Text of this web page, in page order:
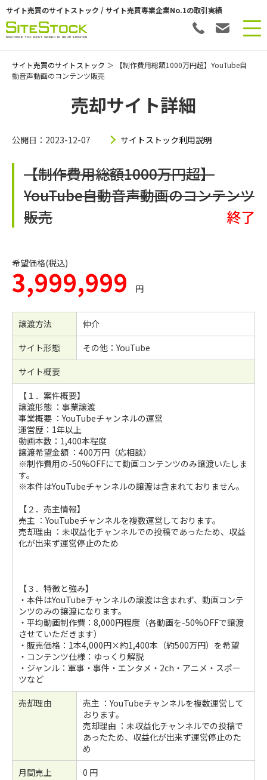
サイト売買のサイトストック / サイト売買専業企業No.1の取引実績
サイト売買のサイトストック ＞ 【制作費用総額1000万円超】YouTube自
動音声動画のコンテンツ販売
売却サイト詳細
公開日：2023-12-07 サイトストック利用説明
【制作費用総額1000万円超】
YouTube自動音声動画のコンテンツ
販売
終了
希望価格(税込)
3,999,999 円
譲渡方法
仲介
サイト形態
その他：YouTube
サイト概要
【１．案件概要】
譲渡形態 ：事業譲渡
事業概要 ：YouTubeチャンネルの運営
運営歴：1年以上
動画本数：1,400本程度
譲渡希望金額 ：400万円（応相談）
※制作費用の-50%OFFにて動画コンテンツのみ譲渡いたしま
す。
※本件はYouTubeチャンネルの譲渡は含まれておりません。
【２．売主情報】
売主 ：YouTubeチャンネルを複数運営しております。
売却理由 ：未収益化チャンネルでの投稿であったため、収益
化が出来ず運営停止のため
【３．特徴と強み】
・本件はYouTubeチャンネルの譲渡は含まれず、動画コンテ
ンツのみの譲渡になります。
・平均動画制作費：8,000円程度（各動画を-50%OFFで譲渡
させていただきます）
・販売価格：1本4,000円×約1,400本（約500万円）を希望
・コンテンツ仕様：ゆっくり解説
・ジャンル：軍事・事件・エンタメ・2ch・アニメ・スポー
ツなど
売却理由
売主 ：YouTubeチャンネルを複数運営して
おります。
売却理由 ：未収益化チャンネルでの投稿で
あったため、収益化が出来ず運営停止のた
め
月間売上
0 円